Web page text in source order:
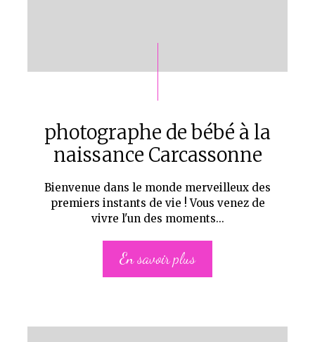
photographe de bébé à la
naissance Carcassonne
Bienvenue dans le monde merveilleux des
premiers instants de vie ! Vous venez de
vivre l'un des moments...
En savoir plus